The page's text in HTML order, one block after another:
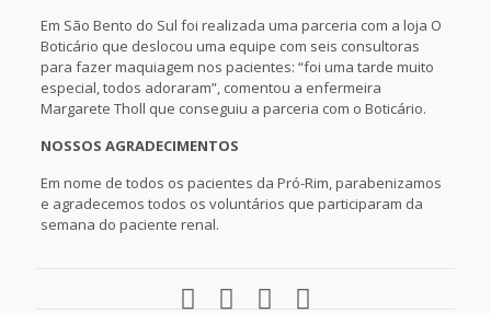
Em São Bento do Sul foi realizada uma parceria com a loja O
Boticário que deslocou uma equipe com seis consultoras
para fazer maquiagem nos pacientes: “foi uma tarde muito
especial, todos adoraram”, comentou a enfermeira
Margarete Tholl que conseguiu a parceria com o Boticário.
NOSSOS AGRADECIMENTOS
Em nome de todos os pacientes da Pró-Rim, parabenizamos
e agradecemos todos os voluntários que participaram da
semana do paciente renal.